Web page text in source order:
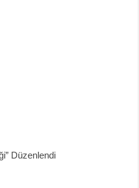
Düzenlendi